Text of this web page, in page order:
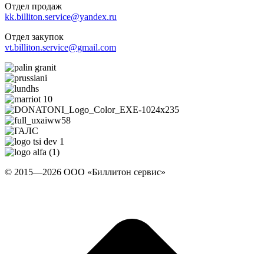
Отдел продаж
kk.billiton.service@yandex.ru
Отдел закупок
vt.billiton.service@gmail.com
© 2015—2026 ООО «Биллитон сервис»